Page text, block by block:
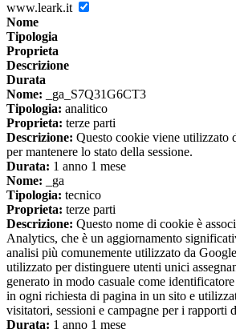
www.leark.it
Nome
Tipologia
Proprieta
Descrizione
Durata
Nome: _ga_S7Q31G6CT3
Tipologia: analitico
Proprieta: terze parti
Descrizione: Questo cookie viene utilizzato
per mantenere lo stato della sessione.
Durata: 1 anno 1 mese
Nome: _ga
Tipologia: tecnico
Proprieta: terze parti
Descrizione: Questo nome di cookie è
Analytics, che è un aggiornamento
analisi più comunemente utilizzato da
utilizzato per distinguere utenti unici
generato in modo casuale come
in ogni richiesta di pagina in un sito e
visitatori, sessioni e campagne per i rapporti
Durata: 1 anno 1 mese